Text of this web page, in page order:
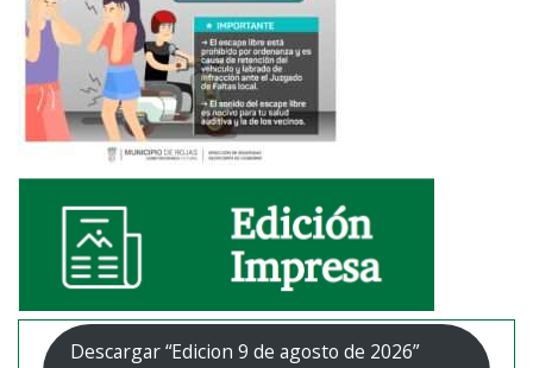
Descargar “Edicion 9 de agosto de 2026”